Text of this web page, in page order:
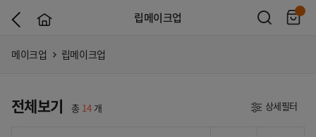
립메이크업
메이크업 립메이크업
전체보기 총 14개 상세필터